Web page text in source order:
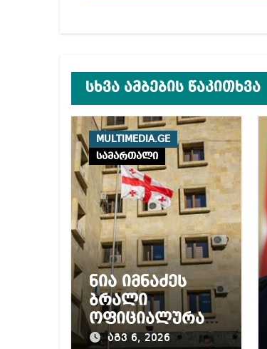
სხვა ამბების წაკითხვა
MULTIMEDIA.GE
სამართალი
ნია იმნაძეს
ბრალი
ოფიციალურად
წაუყენეს –
აგვ 6, 2026